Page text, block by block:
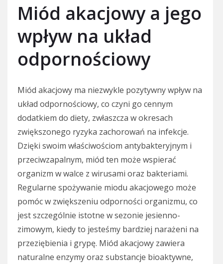
Miód akacjowy a jego
wpływ na układ
odpornościowy
Miód akacjowy ma niezwykle pozytywny wpływ na
układ odpornościowy, co czyni go cennym
dodatkiem do diety, zwłaszcza w okresach
zwiększonego ryzyka zachorowań na infekcje.
Dzięki swoim właściwościom antybakteryjnym i
przeciwzapalnym, miód ten może wspierać
organizm w walce z wirusami oraz bakteriami.
Regularne spożywanie miodu akacjowego może
pomóc w zwiększeniu odporności organizmu, co
jest szczególnie istotne w sezonie jesienno-
zimowym, kiedy to jesteśmy bardziej narażeni na
przeziębienia i grypę. Miód akacjowy zawiera
naturalne enzymy oraz substancje bioaktywne,